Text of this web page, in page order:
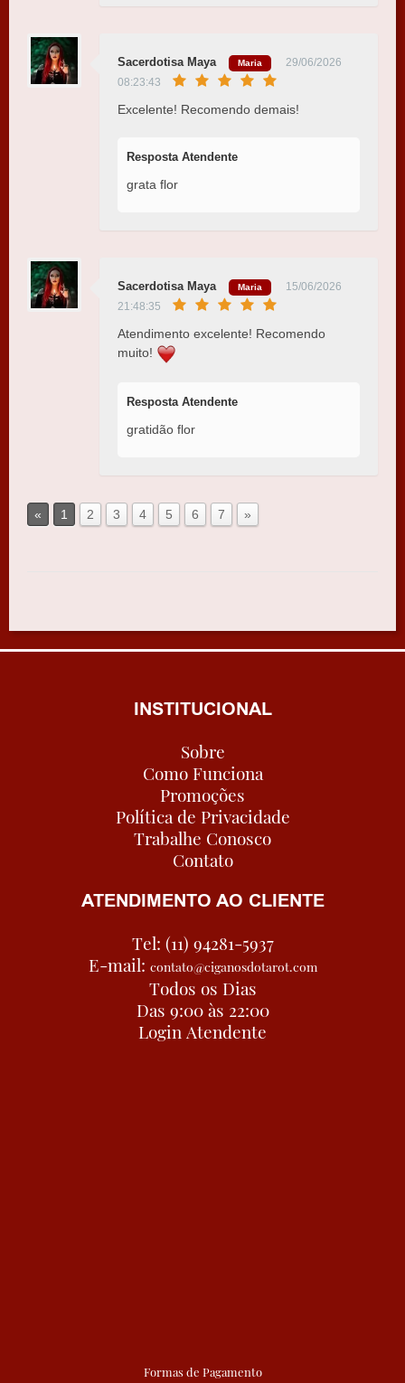
Sacerdotisa Maya Maria
29/06/2026
08:23:43
Excelente! Recomendo demais!
Resposta Atendente
grata flor
Sacerdotisa Maya Maria
15/06/2026
21:48:35
Atendimento excelente! Recomendo
muito!
Resposta Atendente
gratidão flor
« 1 2 3 4 5 6 7 »
INSTITUCIONAL
Sobre
Como Funciona
Promoções
Política de Privacidade
Trabalhe Conosco
Contato
ATENDIMENTO AO CLIENTE
Tel: (11) 94281-5937
E-mail: contato@ciganosdotarot.com
Todos os Dias
Das 9:00 às 22:00
Login Atendente
Formas de Pagamento